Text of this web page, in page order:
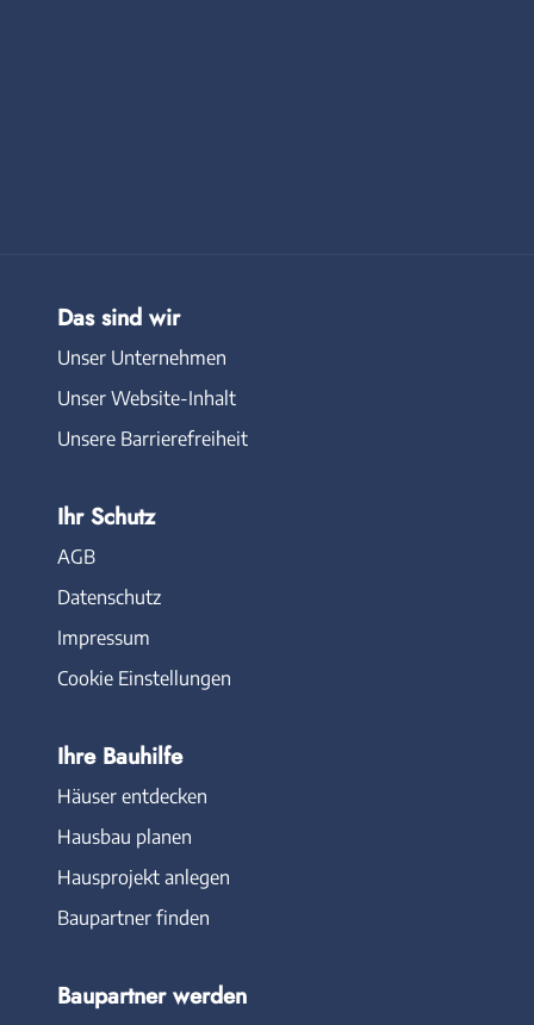
Das sind wir
Unser Unternehmen
Unser Website-Inhalt
Unsere Barrierefreiheit
Ihr Schutz
AGB
Datenschutz
Impressum
Cookie Einstellungen
Ihre Bauhilfe
Häuser entdecken
Hausbau planen
Hausprojekt anlegen
Baupartner finden
Baupartner werden